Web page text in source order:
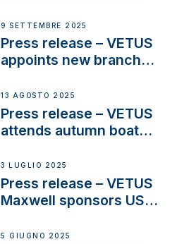
OEM’s and
stakeholders in Europe
and North America
9 SETTEMBRE 2025
Press release – VETUS
appoints new branch
operations in France
13 AGOSTO 2025
Press release – VETUS
attends autumn boat
3 LUGLIO 2025
Press release – VETUS
Maxwell sponsors US
5 GIUGNO 2025